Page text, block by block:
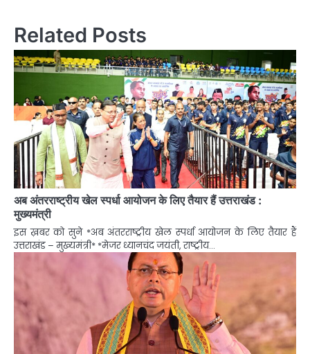
Related Posts
अब अंतरराष्ट्रीय खेल स्पर्धा आयोजन के लिए तैयार हैं उत्तराखंड :
मुख्यमंत्री
इस ख़बर को सुने *अब अंतरराष्ट्रीय खेल स्पर्धा आयोजन के लिए तैयार हैं
उत्तराखंड – मुख्यमंत्री* *मेजर ध्यानचंद जयंती, राष्ट्रीय…